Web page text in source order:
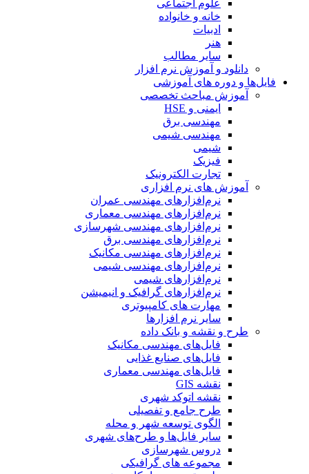
علوم اجتماعی
خانه و خانواده
ادبیات
هنر
سایر مطالب
دانلود و آموزش نرم افزار
فایل‌ها و دوره های آموزشی
آموزش مباحث تخصصی
ایمنی و HSE
مهندسی برق
مهندسی شیمی
شیمی
فیزیک
تجارت الکترونیک
آموزش های نرم افزاری
نرم‌افزارهای مهندسی عمران
نرم‌افزارهای مهندسی معماری
نرم‌افزارهای مهندسی شهرسازی
نرم‌افزارهای مهندسی برق
نرم‌افزارهای مهندسی مکانیک
نرم‌افزارهای مهندسی شیمی
نرم‌افزارهای شیمی
نرم‌افزارهای گرافیک و انیمیشن
مهارت های کامپیوتری
سایر نرم افزارها
طرح و نقشه و بانک داده
فایل‌های مهندسی مکانیک
فایل‌های صنایع غذایی
فایل‌های مهندسی معماری
نقشه GIS
نقشه اتوکد شهری
طرح جامع و تفصیلی
الگوی توسعه شهر و محله
سایر فایل‌ها و طرح‌های شهری
دروس شهرسازی
مجموعه های گرافیکی